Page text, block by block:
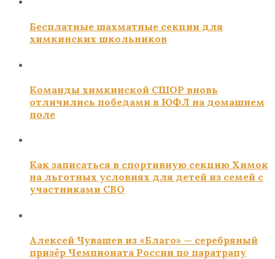
Бесплатные шахматные секции для
химкинских школьников
Команды химкинской СШОР вновь
отличились победами в ЮФЛ на домашнем
поле
Как записаться в спортивную секцию Химок
на льготных условиях для детей из семей с
участниками СВО
Алексей Чувашев из «Благо» — серебряный
призёр Чемпионата России по паратрапу